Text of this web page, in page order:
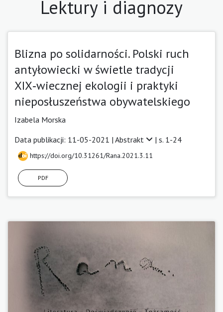
Lektury i diagnozy
Blizna po solidarności. Polski ruch
antyłowiecki w świetle tradycji
XIX‑wiecznej ekologii i praktyki
nieposłuszeństwa obywatelskiego
Izabela Morska
Data publikacji: 11-05-2021 | Abstrakt | s. 1-24
https://doi.org/10.31261/Rana.2021.3.11
PDF